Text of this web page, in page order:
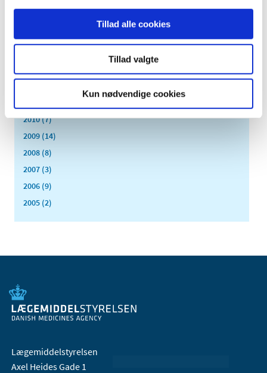
Tillad alle cookies
Tillad valgte
Kun nødvendige cookies
2010 (7)
2009 (14)
2008 (8)
2007 (3)
2006 (9)
2005 (2)
Lægemiddelstyrelsen
Axel Heides Gade 1